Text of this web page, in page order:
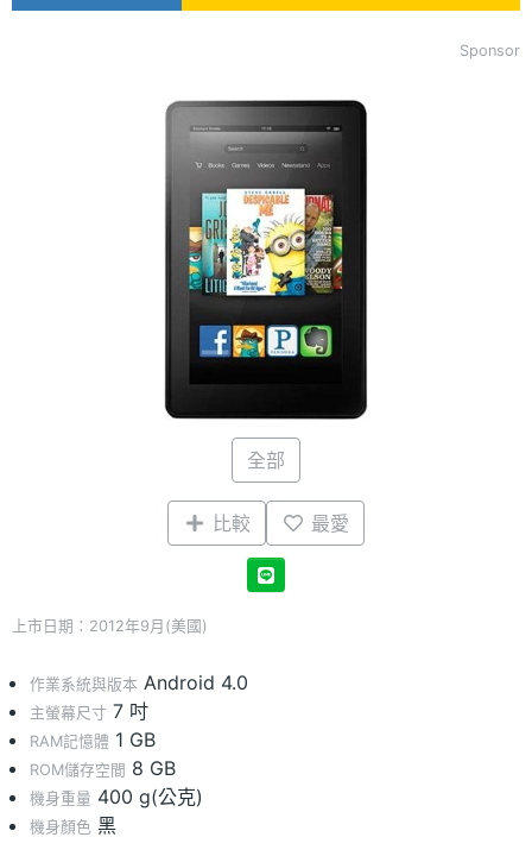
Sponsor
全部
比較 最愛
上市日期：2012年9月(美國)
作業系統與版本 Android 4.0
主螢幕尺寸 7 吋
RAM記憶體 1 GB
ROM儲存空間 8 GB
機身重量 400 g(公克)
機身顏色 黑